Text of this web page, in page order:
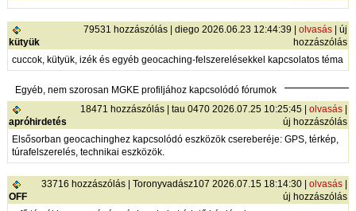
kütyük
79531 hozzászólás | diego 2026.06.23 12:44:39 |olvasás |új
hozzászólás
cuccok, kütyük, izék és egyéb geocaching-felszerelésekkel kapcsolatos téma
Egyéb, nem szorosan MGKE profiljához kapcsolódó fórumok
apróhirdetés
18471 hozzászólás | tau 0470 2026.07.25 10:25:45 |olvasás
új hozzászólás
Elsősorban geocachinghez kapcsolódó eszközök csereberéje: GPS, térkép,
túrafelszerelés, technikai eszközök.
OFF
33716 hozzászólás | Toronyvadász107 2026.07.15 18:14:30 |olvasás
új hozzászólás